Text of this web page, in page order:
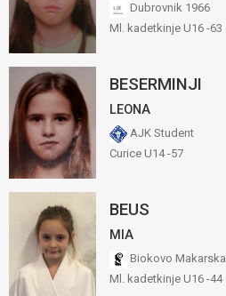
Dubrovnik 1966
Ml. kadetkinje U16 -63
BESERMINJI
LEONA
AJK Student
Curice U14 -57
BEUS
MIA
Biokovo Makarska
Ml. kadetkinje U16 -44